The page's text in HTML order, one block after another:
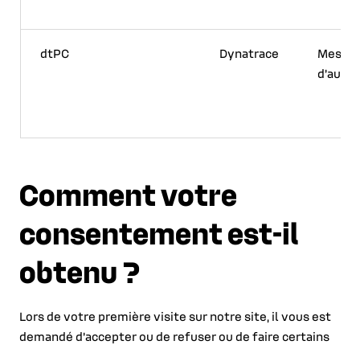
dtPC Dynatrace
Mesure
Comment votre
consentement est-il
obtenu ?
Lors de votre première visite sur notre site, il vous est
demandé d'accepter ou de refuser ou de faire certains